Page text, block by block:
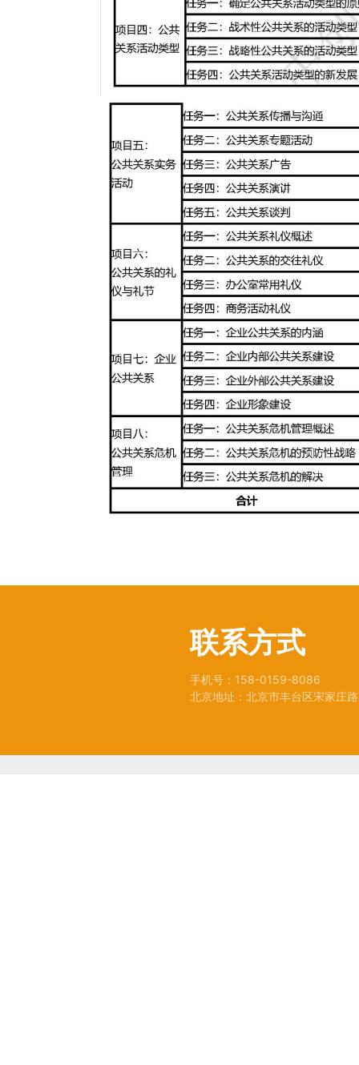
联系方式
手机号：158-0159-8086
北京地址：北京市丰台区宋家庄